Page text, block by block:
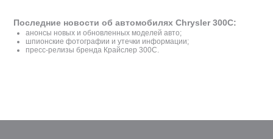
Последние новости об автомобилях Chrysler 300C:
анонсы новых и обновленных моделей авто;
шпионские фотографии и утечки информации;
пресс-релизы бренда Крайслер 300С.